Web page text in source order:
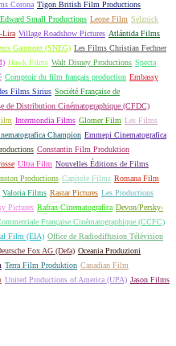
Corona Tigon British Film Productions
Edward Small Productions Leone Film Selznick
Lira Village Roadshow Pictures Atlántida Films
Gaumont (SNEG) Les Films Christian Fechner
Hawk Films Walt Disney Productions Specta
Comptoir du film français production Embassy
Films Sirius Société Française de
de Distribution Cinématographique (CFDC)
Intermondia Films Glomer Film Les Films
Champion Emmepi Cinematografica
Constantin Film Produktion
Ultra Film Nouvelles Éditions de Films
Productions Capitole Films Romana Film
Valoria Films Rastar Pictures Les Productions
Pictures Rafran Cinematografica Devon/Persky-
Française Cinématographique (CCFC)
Film (EIA) Office de Radiodiffusion Télévision
Fox AG (Defa) Oceania Produzioni
Terra Film Produktion Canadian Film
United Productions of America (UPA) Jason Films